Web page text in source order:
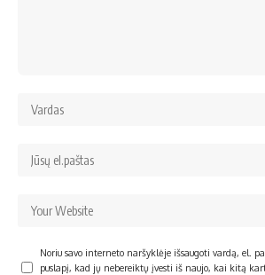
Noriu savo interneto naršyklėje išsaugoti vardą, el.
puslapį, kad jų nebereiktų įvesti iš naujo, kai kitą